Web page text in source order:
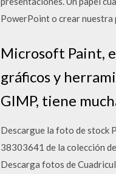
PowerPoint o crear nuestra
Microsoft Paint,
gráficos y
GIMP, tiene
Descargue la foto de stock
38303641 de la colección
Descarga fotos de